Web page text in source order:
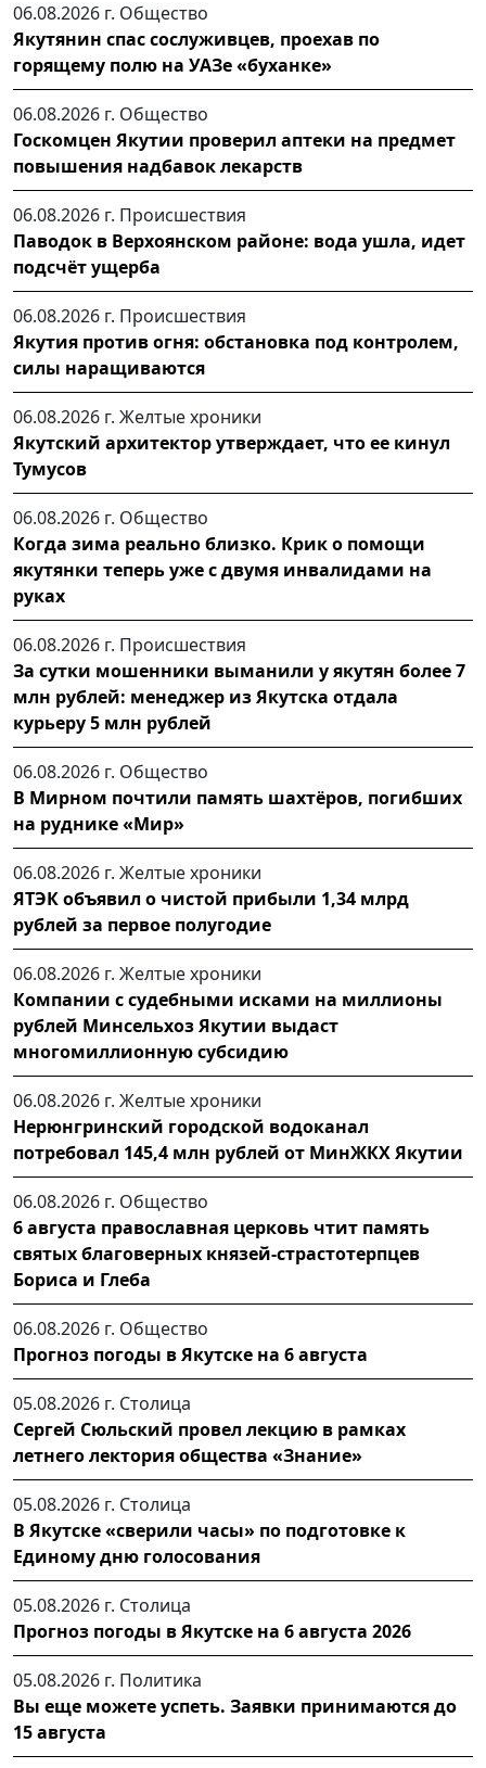
06.08.2026 г. Общество
Якутянин спас сослуживцев, проехав по
горящему полю на УАЗе «буханке»
06.08.2026 г. Общество
Госкомцен Якутии проверил аптеки на предмет
повышения надбавок лекарств
06.08.2026 г. Происшествия
Паводок в Верхоянском районе: вода ушла, идет
подсчёт ущерба
06.08.2026 г. Происшествия
Якутия против огня: обстановка под контролем,
силы наращиваются
06.08.2026 г. Желтые хроники
Якутский архитектор утверждает, что ее кинул
Тумусов
06.08.2026 г. Общество
Когда зима реально близко. Крик о помощи
якутянки теперь уже с двумя инвалидами на
руках
06.08.2026 г. Происшествия
За сутки мошенники выманили у якутян более 7
млн рублей: менеджер из Якутска отдала
курьеру 5 млн рублей
06.08.2026 г. Общество
В Мирном почтили память шахтёров, погибших
на руднике «Мир»
06.08.2026 г. Желтые хроники
ЯТЭК объявил о чистой прибыли 1,34 млрд
рублей за первое полугодие
06.08.2026 г. Желтые хроники
Компании с судебными исками на миллионы
рублей Минсельхоз Якутии выдаст
многомиллионную субсидию
06.08.2026 г. Желтые хроники
Нерюнгринский городской водоканал
потребовал 145,4 млн рублей от МинЖКХ Якутии
06.08.2026 г. Общество
6 августа православная церковь чтит память
святых благоверных князей-страстотерпцев
Бориса и Глеба
06.08.2026 г. Общество
Прогноз погоды в Якутске на 6 августа
05.08.2026 г. Столица
Сергей Сюльский провел лекцию в рамках
летнего лектория общества «Знание»
05.08.2026 г. Столица
В Якутске «сверили часы» по подготовке к
Единому дню голосования
05.08.2026 г. Столица
Прогноз погоды в Якутске на 6 августа 2026
05.08.2026 г. Политика
Вы еще можете успеть. Заявки принимаются до
15 августа